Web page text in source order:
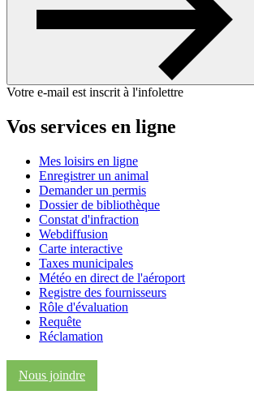
Votre e-mail est inscrit à l'infolettre
Vos services en ligne
Mes loisirs en ligne
Enregistrer un animal
Demander un permis
Dossier de bibliothèque
Constat d'infraction
Webdiffusion
Carte interactive
Taxes municipales
Météo en direct de l'aéroport
Registre des fournisseurs
Rôle d'évaluation
Requête
Réclamation
Nous joindre